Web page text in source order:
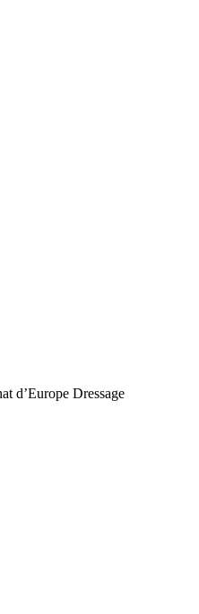
d’Europe Dressage